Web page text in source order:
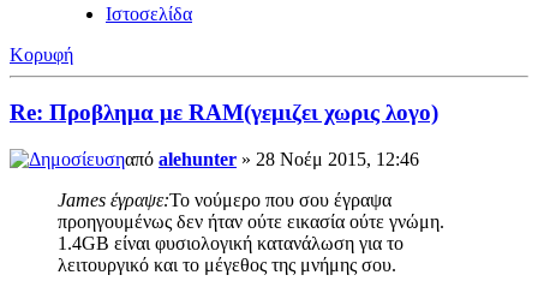
Ιστοσελίδα
Κορυφή
Re: Προβλημα με RAM(γεμιζει χωρις λογο)
από alehunter » 28 Νοέμ 2015, 12:46
James έγραψε:Το νούμερο που σου έγραψα
προηγουμένως δεν ήταν ούτε εικασία ούτε γνώμη.
1.4GB είναι φυσιολογική κατανάλωση για το
λειτουργικό και το μέγεθος της μνήμης σου.